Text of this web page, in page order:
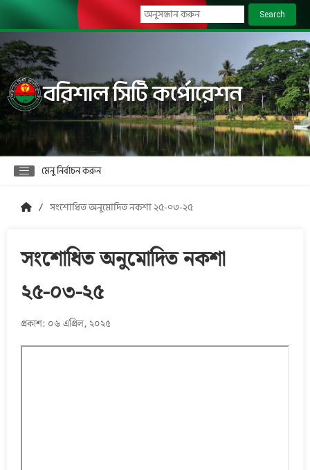
Search
বরিশাল সিটি কর্পোরেশন
মেনু নির্বাচন করুন
সংশোধিত অনুমোদিত নকশা ২৫-০৩-২৫
সংশোধিত অনুমোদিত নকশা
২৫-০৩-২৫
প্রকাশ: ০৬ এপ্রিল, ২০২৫